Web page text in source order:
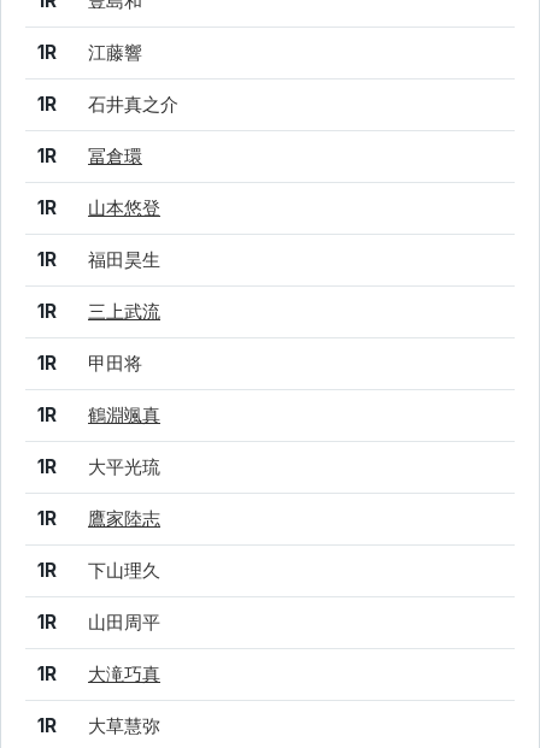
1R 江藤響
1R 石井真之介
1R 冨倉環
1R 山本悠登
1R 福田昊生
1R 三上武流
1R 甲田将
1R 鶴淵颯真
1R 大平光琉
1R 鷹家陸志
1R 下山理久
1R 山田周平
1R 大滝巧真
1R 大草慧弥